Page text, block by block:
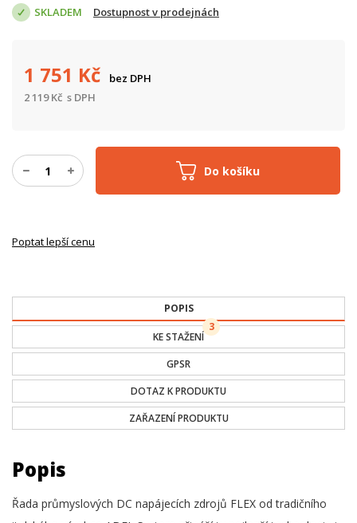
SKLADEM Dostupnost v prodejnách
Do košíku
1 751 Kč
bez DPH
2 119Kč s DPH
Poptat lepší cenu
POPIS
KE STAŽENÍ
3
GPSR
DOTAZ K PRODUKTU
ZAŘAZENÍ PRODUKTU
Popis
Řada průmyslových DC napájecích zdrojů FLEX od tradičního